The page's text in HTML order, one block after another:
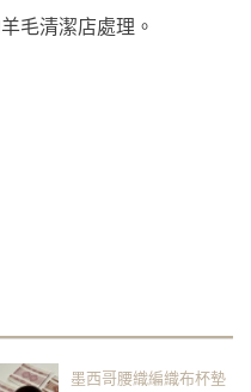
毛清潔店處理。
墨西哥腰織編織布杯墊